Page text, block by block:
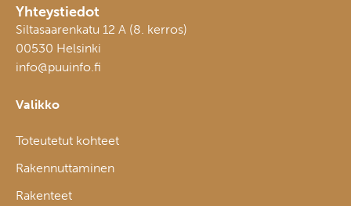
Yhteystiedot
Siltasaarenkatu 12 A (8. kerros)
00530 Helsinki
info@puuinfo.fi
Valikko
Toteutetut kohteet
Rakennuttaminen
Rakenteet